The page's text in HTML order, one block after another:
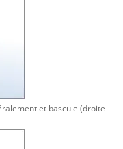
et bascule (droite